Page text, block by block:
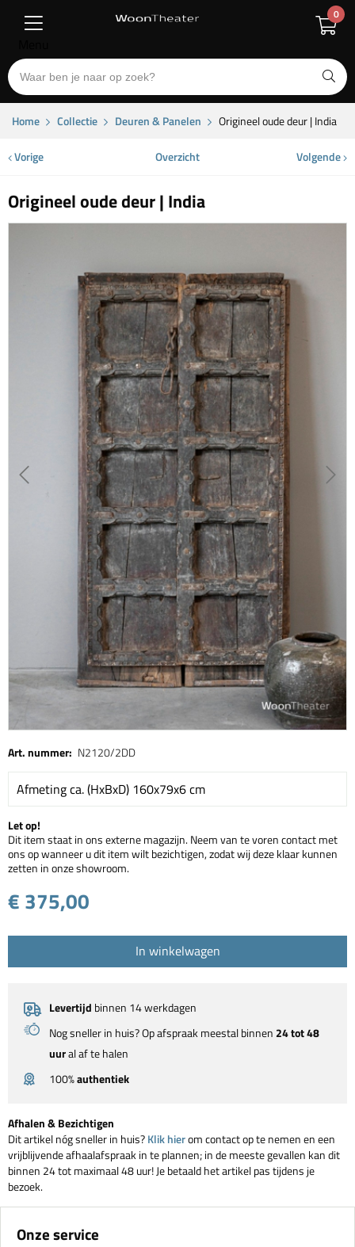
0
Home Collectie Deuren & Panelen Origineel oude deur | India
Vorige Overzicht Volgende
Origineel oude deur | India
Art. nummer: N2120/2DD
Afmeting ca. (HxBxD) 160x79x6 cm
Let op!
Dit item staat in ons externe magazijn. Neem van te voren contact met
ons op wanneer u dit item wilt bezichtigen, zodat wij deze klaar kunnen
zetten in onze showroom.
€ 375,00
In winkelwagen
Levertijd binnen 14 werkdagen
Nog sneller in huis? Op afspraak meestal binnen 24 tot 48
uural af te halen
100%authentiek
Afhalen & Bezichtigen
Dit artikel nóg sneller in huis?Klik hierom contact op te nemen en een
vrijblijvende afhaalafspraak in te plannen; in de meeste gevallen kan dit
binnen 24 tot maximaal 48 uur! Je betaald het artikel pas tijdens je
bezoek.
Onze service